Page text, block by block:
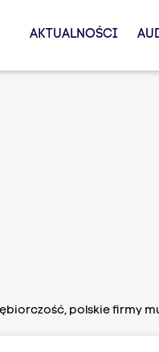
AKTUALNOŚCI
polskie firmy